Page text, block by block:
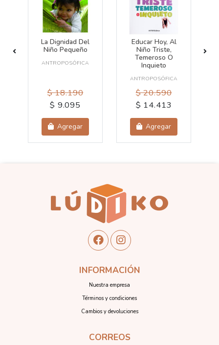
La Dignidad Del
Niño Pequeño
ANTROPOSÓFICA
$ 18.190
$ 9.095
Agregar
Educar Hoy, Al
Niño Triste,
Temeroso O
Inquieto
ANTROPOSÓFICA
$ 20.590
$ 14.413
Agregar
INFORMACIÓN
Nuestra empresa
Términos y condiciones
Cambios y devoluciones
CORREOS